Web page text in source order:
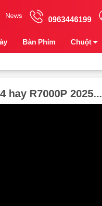
News 0963446199
Bàn Phím Chuột
hay R7000P 2025...